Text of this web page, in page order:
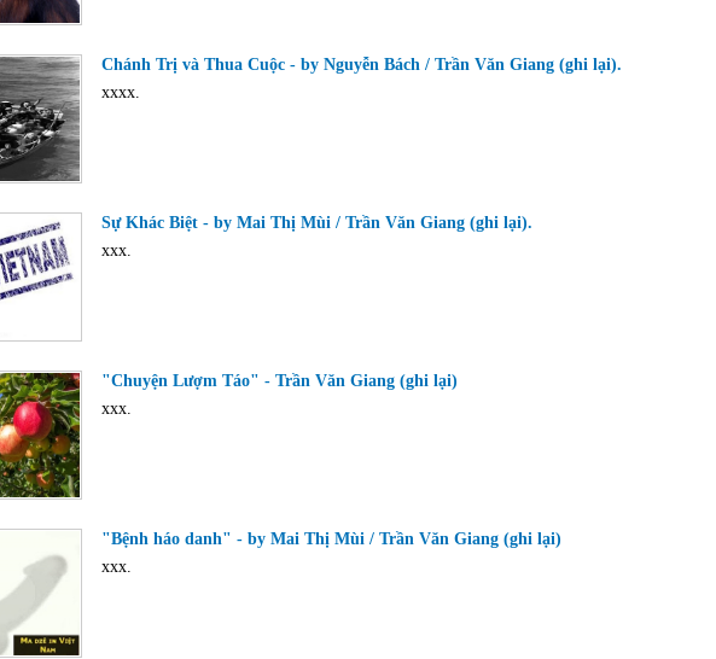
Chánh Trị và Thua Cuộc - by Nguyễn Bách / Trần Văn Giang (ghi lại).
xxxx.
Sự Khác Biệt - by Mai Thị Mùi / Trần Văn Giang (ghi lại).
xxx.
"Chuyện Lượm Táo" - Trần Văn Giang (ghi lại)
xxx.
"Bệnh háo danh" - by Mai Thị Mùi / Trần Văn Giang (ghi lại)
xxx.